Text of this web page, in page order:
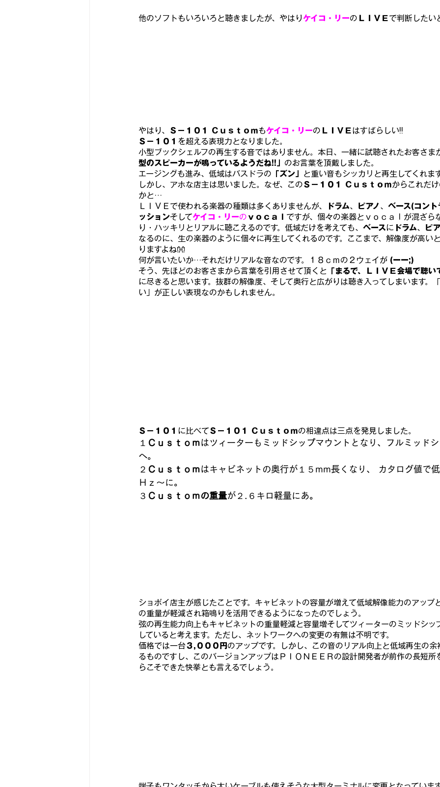
他のソフトもいろいろと聴きましたが、やはりケイコ・リーの ＬＩＶＥで判断したい
やはり、 Ｓ－１０１ Ｃｕｓｔｏｍもケイコ・リーの ＬＩＶＥはすばらしい!!
Ｓ－１０１ を超える表現力となりました。
小型ブックシェルフの再生する音ではありません。本日、一緒に試聴されたお客さま
型のスピーカーが鳴っているようだね!!」 のお言葉を頂戴しました。
エージングも進み、低域はバスドラの 「ズン」
と重い音もシッカリと再生してくれます
しかし、アホな店主は思いました。なぜ、このＳ－１０１ Ｃｕｓｔｏｍからこれだ
かと…
ＬＩＶＥで使われる楽器の種類は多くありませんが、
ドラム、 ピアノ、 ベース(コント
ッションそしてケイコ・リーの ｖｏｃａｌ ですが、個々の楽器とｖｏｃａｌが混ざら
り・ハッキリとリアルに聴こえるのです。低域だけを考えても、 ベースに ドラム、 ピ
なるのに、生の楽器のように個々に再生してくれるのです。ここまで、解像度が高い
りますよね👐
何が言いたいか…それだけリアルな音なのです。１８ｃｍの２ウェイが (ーー;)
そう、先ほどのお客さまから言葉を引用させて頂くと
「まるで、ＬＩＶＥ会場で聴い
に尽きると思います。抜群の解像度、そして奥行と広がりは聴き入ってしまいます。
い」が正しい表現なのかもしれません。
Ｓ－１０１ に比べてＳ－１０１ Ｃｕｓｔｏｍの相違点は三点を発見しました。
１ Ｃｕｓｔｏｍはツィーターもミッドシップマウントとなり、フルミッド
へ。
２ Ｃｕｓｔｏｍはキャビネットの奥行が１５mm長くなり、 カタログ値で
Ｈｚ～に。
３ Ｃｕｓｔｏｍの重量が２.６キロ軽量にあ。
ショボイ店主が感じたことです。キャビネットの容量が増えて低域解像能力のアップ
の重量が軽減され箱鳴りを活用できるようになったのでしょう。
弦の再生能力向上もキャビネットの重量軽減と容量増そしてツィーターのミッドシッ
していると考えます。ただし、ネットワークへの変更の有無は不明です。
価格では一台３,０００円 のアップです。しかし、この音のリアル向上と低域再生の余
るものですし、このバージョンアップはＰＩＯＮＥＥＲの設計開発者が前作の長短所
らこそできた快挙とも言えるでしょう。